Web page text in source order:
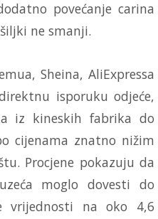
povećanje carina
ne smanji.
Sheina, AliExpressa
isporuku odjeće,
iz kineskih fabrika do
cijenama znatno nižim
Procjene pokazuju da
moglo dovesti do
vrijednosti na oko 4,6